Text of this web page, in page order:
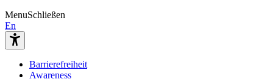
MenuSchließen
En
Barrierefreiheit
Awareness